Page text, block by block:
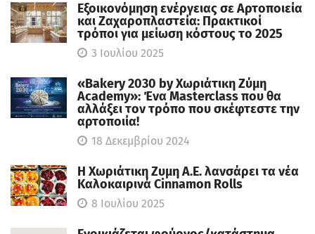
Εξοικονόμηση ενέργειας σε Αρτοποιεία
και Ζαχαροπλαστεία: Πρακτικοί
τρόποι για μείωση κόστους το 2025
3 Ιουλίου 2025
«Bakery 2030 by Χωριάτικη Ζύμη
Academy»: Ένα Masterclass που θα
αλλάξει τον τρόπο που σκέφτεστε την
αρτοποιία!
18 Δεκεμβρίου 2024
Η Χωριάτικη Ζυμη Α.Ε. λανσάρει τα νέα
Καλοκαιρινά Cinnamon Rolls
8 Ιουλίου 2025